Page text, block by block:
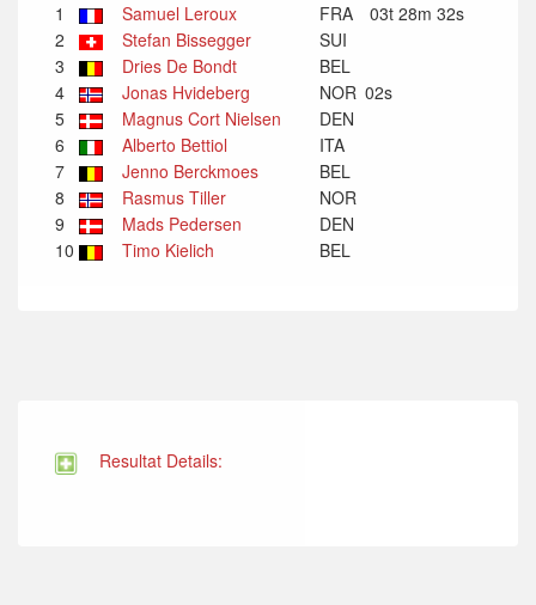
1 Samuel Leroux FRA
03t 28m 32s
2
Stefan Bissegger
SUI
3
Dries De Bondt
BEL
4
Jonas Hvideberg NOR 02s
5
Magnus Cort Nielsen
DEN
6
Alberto Bettiol
ITA
7
Jenno Berckmoes
BEL
8
Rasmus Tiller
NOR
9
Mads Pedersen
DEN
10
Timo Kielich BEL
Resultat Details: